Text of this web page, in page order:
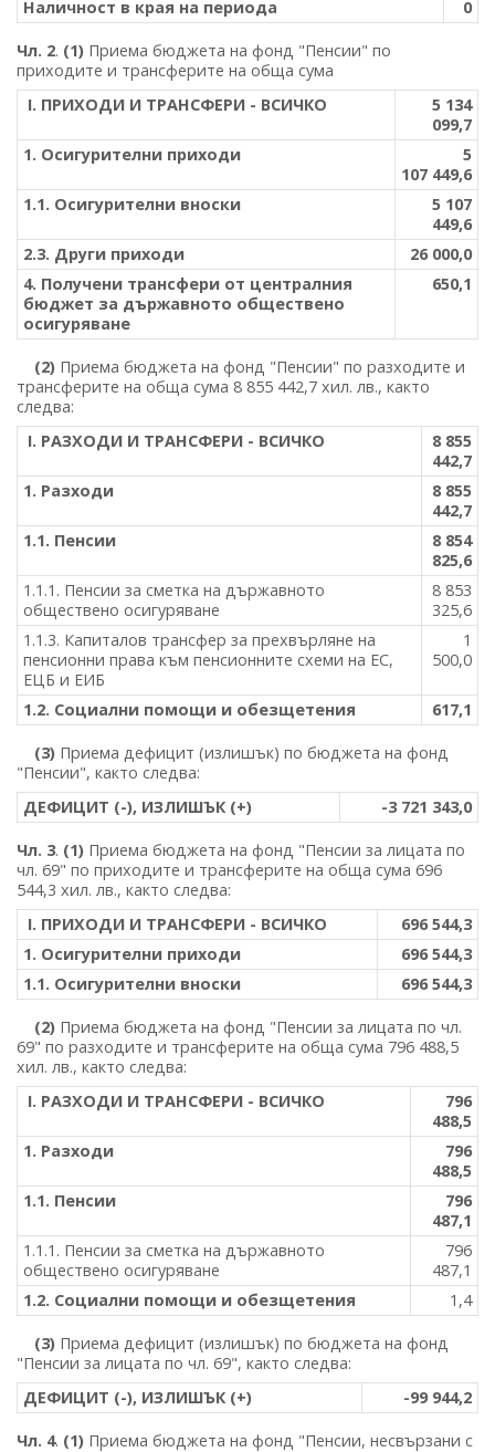
Наличност в края на периода 0
Чл. 2. (1) Приема бюджета на фонд "Пенсии" по
приходите и трансферите на обща сума
І. ПРИХОДИ И ТРАНСФЕРИ - ВСИЧКО
5 134
099,7
1. Осигурителни приходи
5
107 449,6
1.1. Осигурителни вноски
5 107
449,6
2.3. Други приходи
26 000,0
4. Получени трансфери от централния
бюджет за държавното обществено
осигуряване
650,1
(2) Приема бюджета на фонд "Пенсии" по разходите и
трансферите на обща сума 8 855 442,7 хил. лв., както
следва:
І. РАЗХОДИ И ТРАНСФЕРИ - ВСИЧКО
8 855
442,7
1. Разходи
8 855
442,7
1.1. Пенсии
8 854
825,6
1.1.1. Пенсии за сметка на държавното
обществено осигуряване
8 853
325,6
1.1.3. Капиталов трансфер за прехвърляне на
пенсионни права към пенсионните схеми на ЕС,
ЕЦБ и ЕИБ
1
500,0
1.2. Социални помощи и обезщетения 617,1
(3) Приема дефицит (излишък) по бюджета на фонд
"Пенсии", както следва:
ДЕФИЦИТ (-), ИЗЛИШЪК (+)
-3 721 343,0
Чл. 3. (1) Приема бюджета на фонд "Пенсии за лицата по
чл. 69" по приходите и трансферите на обща сума 696
544,3 хил. лв., както следва:
І. ПРИХОДИ И ТРАНСФЕРИ - ВСИЧКО
696 544,3
1. Осигурителни приходи
696 544,3
1.1. Осигурителни вноски
696 544,3
(2) Приема бюджета на фонд "Пенсии за лицата по чл.
69" по разходите и трансферите на обща сума 796 488,5
хил. лв., както следва:
І. РАЗХОДИ И ТРАНСФЕРИ - ВСИЧКО
796
488,5
1. Разходи
796
488,5
1.1. Пенсии
796
487,1
1.1.1. Пенсии за сметка на държавното
обществено осигуряване
796
487,1
1.2. Социални помощи и обезщетения
1,4
(3) Приема дефицит (излишък) по бюджета на фонд
"Пенсии за лицата по чл. 69", както следва:
ДЕФИЦИТ (-), ИЗЛИШЪК (+)
-99 944,2
Чл. 4. (1) Приема бюджета на фонд "Пенсии, несвързани с